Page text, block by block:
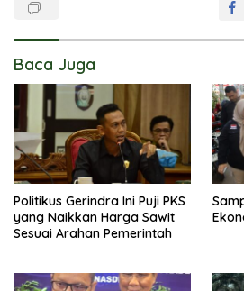
Baca Juga
Politikus Gerindra Ini Puji PKS
yang Naikkan Harga Sawit
Sesuai Arahan Pemerintah